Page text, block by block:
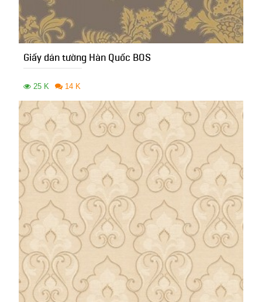
Giấy dán tường Hàn Quốc BOS
25 K 14 K